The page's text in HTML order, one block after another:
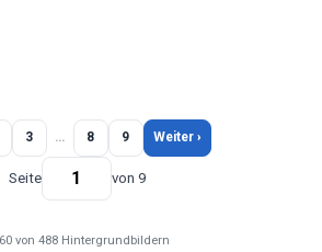
3 … 8 9 Weiter ›
Seite von 9
von 488 Hintergrundbildern